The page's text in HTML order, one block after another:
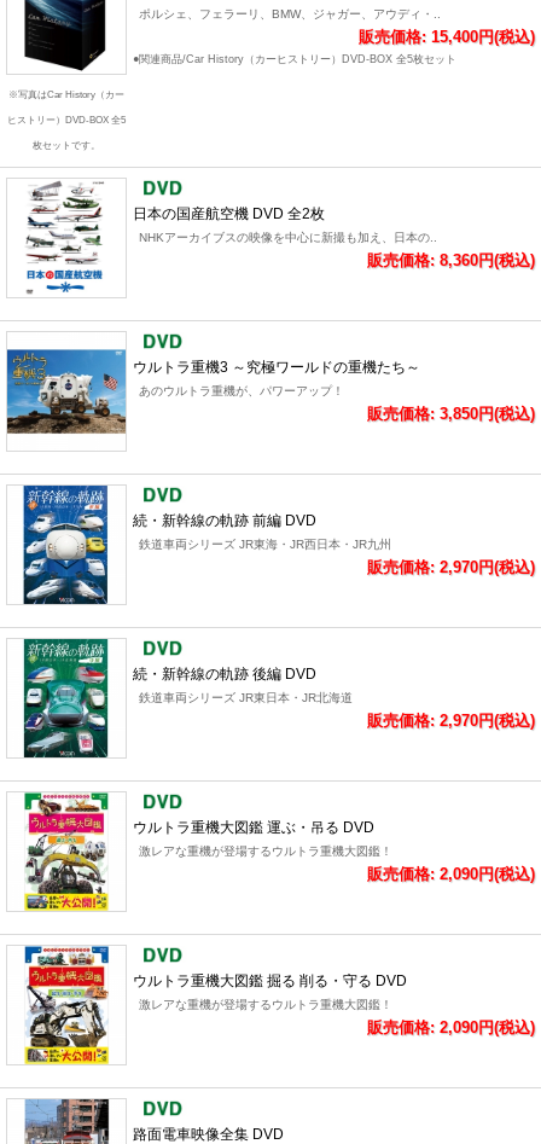
※写真はCar History（カー
ヒストリー）DVD-BOX 全5
枚セットです。
ポルシェ、フェラーリ、BMW、ジャガー、アウディ・..
販売価格: 15,400円(税込)
●関連商品/Car History（カーヒストリー）DVD-BOX 全5枚セット
日本の国産航空機 DVD 全2枚
NHKアーカイブスの映像を中心に新撮も加え、日本の..
販売価格: 8,360円(税込)
ウルトラ重機3 ～究極ワールドの重機たち～
あのウルトラ重機が、パワーアップ！
販売価格: 3,850円(税込)
続・新幹線の軌跡 前編 DVD
鉄道車両シリーズ JR東海・JR西日本・JR九州
販売価格: 2,970円(税込)
続・新幹線の軌跡 後編 DVD
鉄道車両シリーズ JR東日本・JR北海道
販売価格: 2,970円(税込)
ウルトラ重機大図鑑 運ぶ・吊る DVD
激レアな重機が登場するウルトラ重機大図鑑！
販売価格: 2,090円(税込)
ウルトラ重機大図鑑 掘る 削る・守る DVD
激レアな重機が登場するウルトラ重機大図鑑！
販売価格: 2,090円(税込)
路面電車映像全集 DVD